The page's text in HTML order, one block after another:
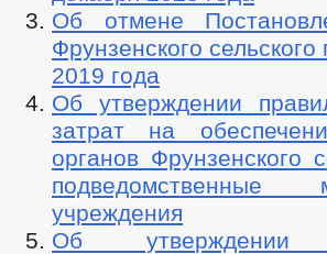
Об отмене
Фрунзенского
2019 года
Об утверждении
затрат на
органов Фрунзенского
подведомственные
учреждения
Об утверждении